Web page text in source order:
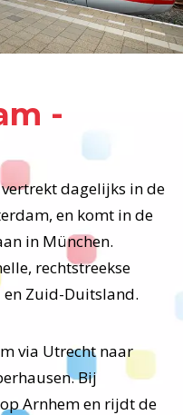
-
dagelijks in de
en komt in de
in München.
rechtstreekse
Zuid-Duitsland.
via Utrecht naar
Bij
Arnhem en rijdt de